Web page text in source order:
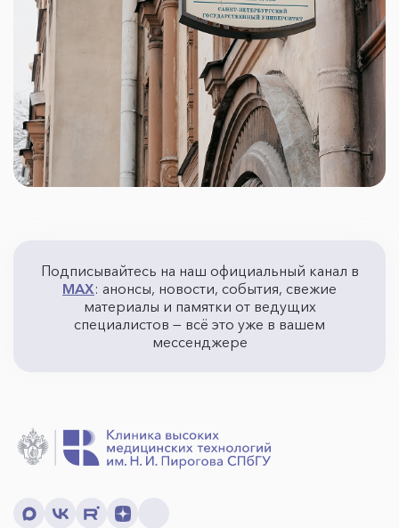
Подписывайтесь на наш официальный канал в
MAX: анонсы, новости, события, свежие
материалы и памятки от ведущих
специалистов — всё это уже в вашем
мессенджере